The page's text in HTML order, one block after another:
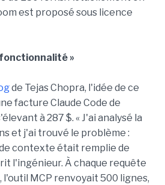
est proposé sous licence
»
de Tejas Chopra, l'idée de ce
facture Claude Code de
à 287 $. « J'ai analysé la
et j'ai trouvé le problème :
contexte était remplie de
l'ingénieur. À chaque requête
l'outil MCP renvoyait 500 lignes,